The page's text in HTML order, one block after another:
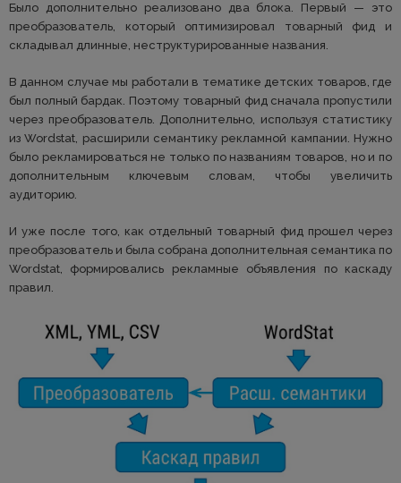
Было дополнительно реализовано два блока. Первый — это
преобразователь, который оптимизировал товарный фид и
складывал длинные, неструктурированные названия.
В данном случае мы работали в тематике детских товаров, где
был полный бардак. Поэтому товарный фид сначала пропустили
через преобразователь. Дополнительно, используя статистику
из Wordstat, расширили семантику рекламной кампании. Нужно
было рекламироваться не только по названиям товаров, но и по
дополнительным ключевым словам, чтобы увеличить
аудиторию.
И уже после того, как отдельный товарный фид прошел через
преобразователь и была собрана дополнительная семантика по
Wordstat, формировались рекламные объявления по каскаду
правил.